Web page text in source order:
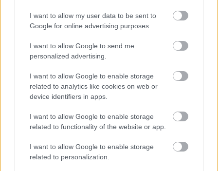
I want to allow my user data to be sent to
Google for online advertising purposes.
I want to allow Google to send me
personalized advertising.
I want to allow Google to enable storage
related to analytics like cookies on web or
device identifiers in apps.
I want to allow Google to enable storage
related to functionality of the website or app.
I want to allow Google to enable storage
related to personalization.
Σαββατοκύριακο με πτώση την ερχόμενη εβδομάδα
Σύμφωνα με τηνΕΜΥσήμερα ο καιρός θα είναι
βόρεια.
είναι τοπικά περιορισμένη κυρίως στα δυτικά και τα